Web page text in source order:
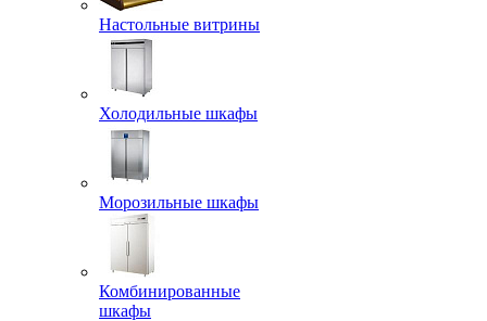
Настольные витрины
Холодильные шкафы
Морозильные шкафы
Комбинированные
шкафы